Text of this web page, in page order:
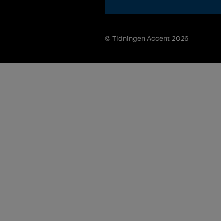
© Tidningen Accent 2026